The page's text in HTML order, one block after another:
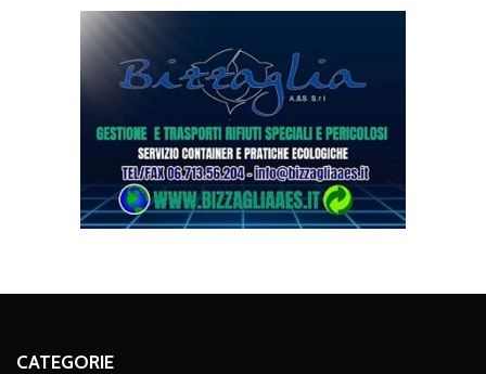
CATEGORIE